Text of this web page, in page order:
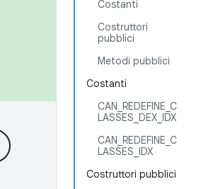
Costanti
Costruttori
pubblici
Metodi pubblici
Costanti
CAN_REDEFINE_C
LASSES_DEX_IDX
CAN_REDEFINE_C
LASSES_IDX
Costruttori pubblici